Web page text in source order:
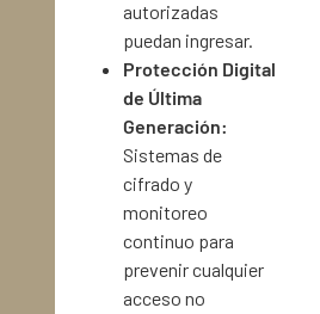
autorizadas
puedan ingresar.
Protección Digital
de Última
Generación:
Sistemas de
cifrado y
monitoreo
continuo para
prevenir cualquier
acceso no